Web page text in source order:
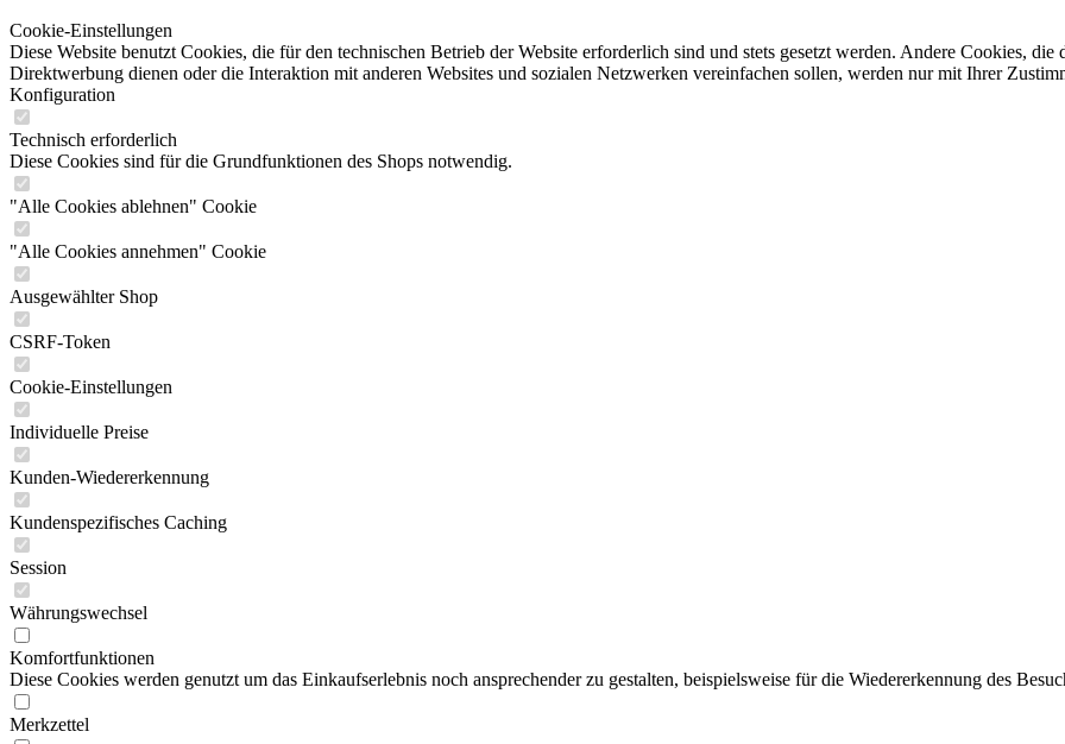
Cookie-Einstellungen
Diese Website benutzt Cookies, die für den technischen Betrieb der Website erforderlich sind und stets gesetzt werden. Andere Cookies,
Direktwerbung dienen oder die Interaktion mit anderen Websites und sozialen Netzwerken vereinfachen sollen, werden nur mit Ihrer
Konfiguration
Technisch erforderlich
Diese Cookies sind für die Grundfunktionen des Shops notwendig.
"Alle Cookies ablehnen" Cookie
"Alle Cookies annehmen" Cookie
Ausgewählter Shop
CSRF-Token
Cookie-Einstellungen
Individuelle Preise
Kunden-Wiedererkennung
Kundenspezifisches Caching
Session
Währungswechsel
Komfortfunktionen
Diese Cookies werden genutzt um das Einkaufserlebnis noch ansprechender zu gestalten, beispielsweise für die Wiedererkennung des
Merkzettel